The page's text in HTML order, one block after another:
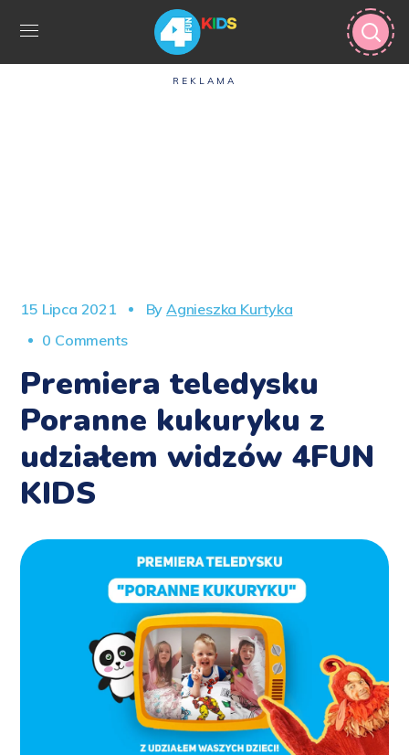
REKLAMA
15 Lipca 2021 ByAgnieszka Kurtyka
0 Comments
Premiera teledysku
Poranne kukuryku z
udziałem widzów 4FUN
KIDS